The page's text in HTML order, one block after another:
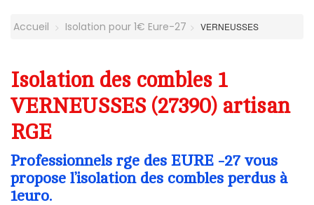
Accueil Isolation pour 1€ Eure-27 VERNEUSSES
Isolation des combles 1
VERNEUSSES (27390) artisan
RGE
Professionnels rge des EURE -27 vous
propose l’isolation des combles perdus à
1euro.